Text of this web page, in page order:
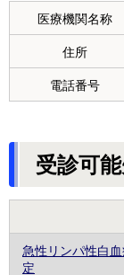
医療機関名称
住所
電話番号
受診可
急性リンパ性白
定